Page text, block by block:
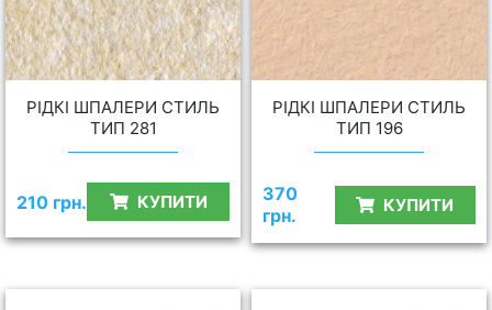
РІДКІ ШПАЛЕРИ СТИЛЬ
ТИП 281
210 грн. КУПИТИ
РІДКІ ШПАЛЕРИ СТИЛЬ
ТИП 196
370
грн.
КУПИТИ